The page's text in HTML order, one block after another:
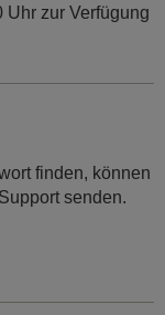
Uhr zur Verfügung
finden, können
senden.